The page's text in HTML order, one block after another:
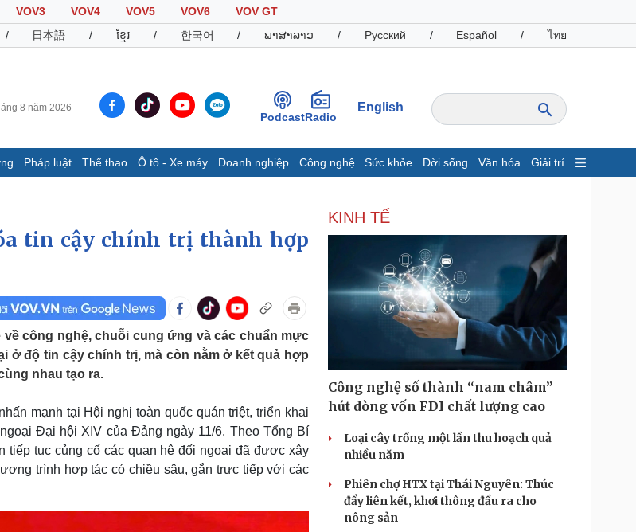
VOV3 VOV4 VOV5 VOV6
VOV GT
/ 日本語 / ខ្មែរ / 한국어 / ພາສາລາວ / Русский / Español / ไทย
8 năm 2026
PodcastRadio
English
Pháp luật Thể thao Ô tô - Xe máy Doanh nghiệp Công nghệ Sức khỏe Đời sống Văn hóa Giải trí
đó đây
Ảnh
E-Magazine
Bất động sản
Khởi nghiệp
Tiêu dùng
Tỷ giá
Chứng khoán
Giá cà phê
bóng đá
thao
Ô tô - Xe máy
Ô tô
Xe máy
Doanh nghiệp
Thông tin doanh nghiệp
Doanh nghiệp 24h
Doanh nhân
Vì cộng đồng
Công nghệ
Sành điệu
Trải nghiệm
Chuyển đổi số
- Điện ảnh
Giải trí
Nghệ sĩ
Du lịch
Tư vấn
Podcast
Đọc truyện đêm khuya
Cửa sổ tình yêu
tin cậy chính trị thành hợp
về công nghệ, chuỗi cung ứng và các chuẩn mực
ở độ tin cậy chính trị, mà còn nằm ở kết quả hợp
nhau tạo ra.
mạnh tại Hội nghị toàn quốc quán triệt, triển khai
Đại hội XIV của Đảng ngày 11/6. Theo Tổng Bí
tiếp tục củng cố các quan hệ đối ngoại đã được xây
trình hợp tác có chiều sâu, gắn trực tiếp với các
KINH TẾ
Công nghệ số thành “nam châm”
hút dòng vốn FDI chất lượng cao
Loại cây trồng một lần thu hoạch quả
nhiều năm
Phiên chợ HTX tại Thái Nguyên: Thúc
đẩy liên kết, khơi thông đầu ra cho
nông sản